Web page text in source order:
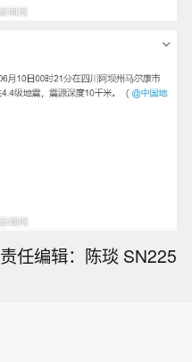
责任编辑：陈琰 SN225